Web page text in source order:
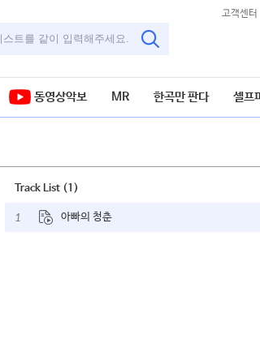
고객센터
동영상악보 MR 한곡만 판다 셀프
Track List (1)
1 아빠의 청춘